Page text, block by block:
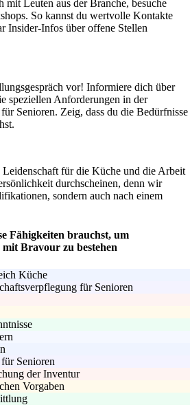
mit Leuten aus der Branche, besuche
So kannst du wertvolle Kontakte
Insider-Infos über offene Stellen
vor! Informiere dich über
speziellen Anforderungen in der
Senioren. Zeig, dass du die Bedürfnisse
Leidenschaft für die Küche und die Arbeit
durchscheinen, denn wir
sondern auch nach einem
Fähigkeiten brauchst, um
Bravour zu bestehen
Küche
für Senioren
Senioren
der Inventur
Vorgaben